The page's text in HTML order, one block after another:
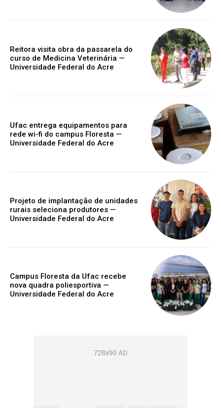
Reitora visita obra da passarela do
curso de Medicina Veterinária —
Universidade Federal do Acre
Ufac entrega equipamentos para
rede wi-fi do campus Floresta —
Universidade Federal do Acre
Projeto de implantação de unidades
rurais seleciona produtores —
Universidade Federal do Acre
Campus Floresta da Ufac recebe
nova quadra poliesportiva —
Universidade Federal do Acre